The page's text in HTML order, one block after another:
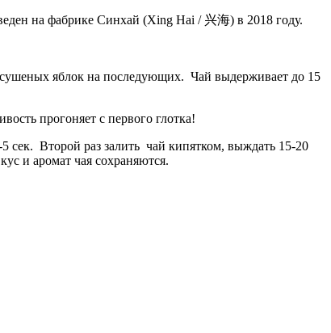
на фабрике Синхай (Xing Hai / 兴海) в 2018 году.
яблок на последующих. Чай выдерживает до 15
прогоняет с первого глотка!
сек. Второй раз залить чай кипятком, выждать 15-20
и аромат чая сохраняются.